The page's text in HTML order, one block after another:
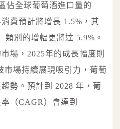
佔全球葡萄酒進口量的
費預計將增長 1.5%，其
類別的增幅更將達 5.9%。
場，2025年的成長幅度則
市場持續展現吸引力，葡萄
勢。預計到 2028 年，葡
（CAGR）會達到